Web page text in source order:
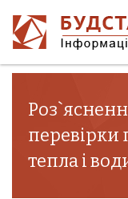
перевірки
тепла і